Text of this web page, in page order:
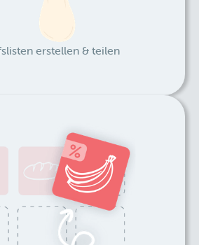
erstellen & teilen